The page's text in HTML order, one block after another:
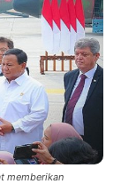
memberikan